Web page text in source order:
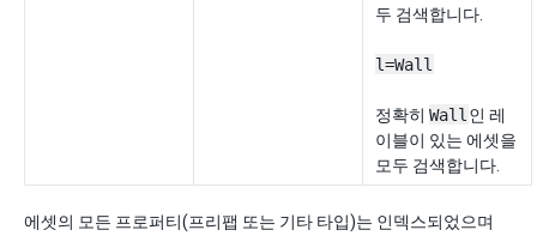
두 검색합니다.
l=Wall
정확히 Wall 인 레
이블이 있는 에셋을
모두 검색합니다.
에셋의 모든 프로퍼티(프리팹 또는 기타 타입)는 인덱스되었으며